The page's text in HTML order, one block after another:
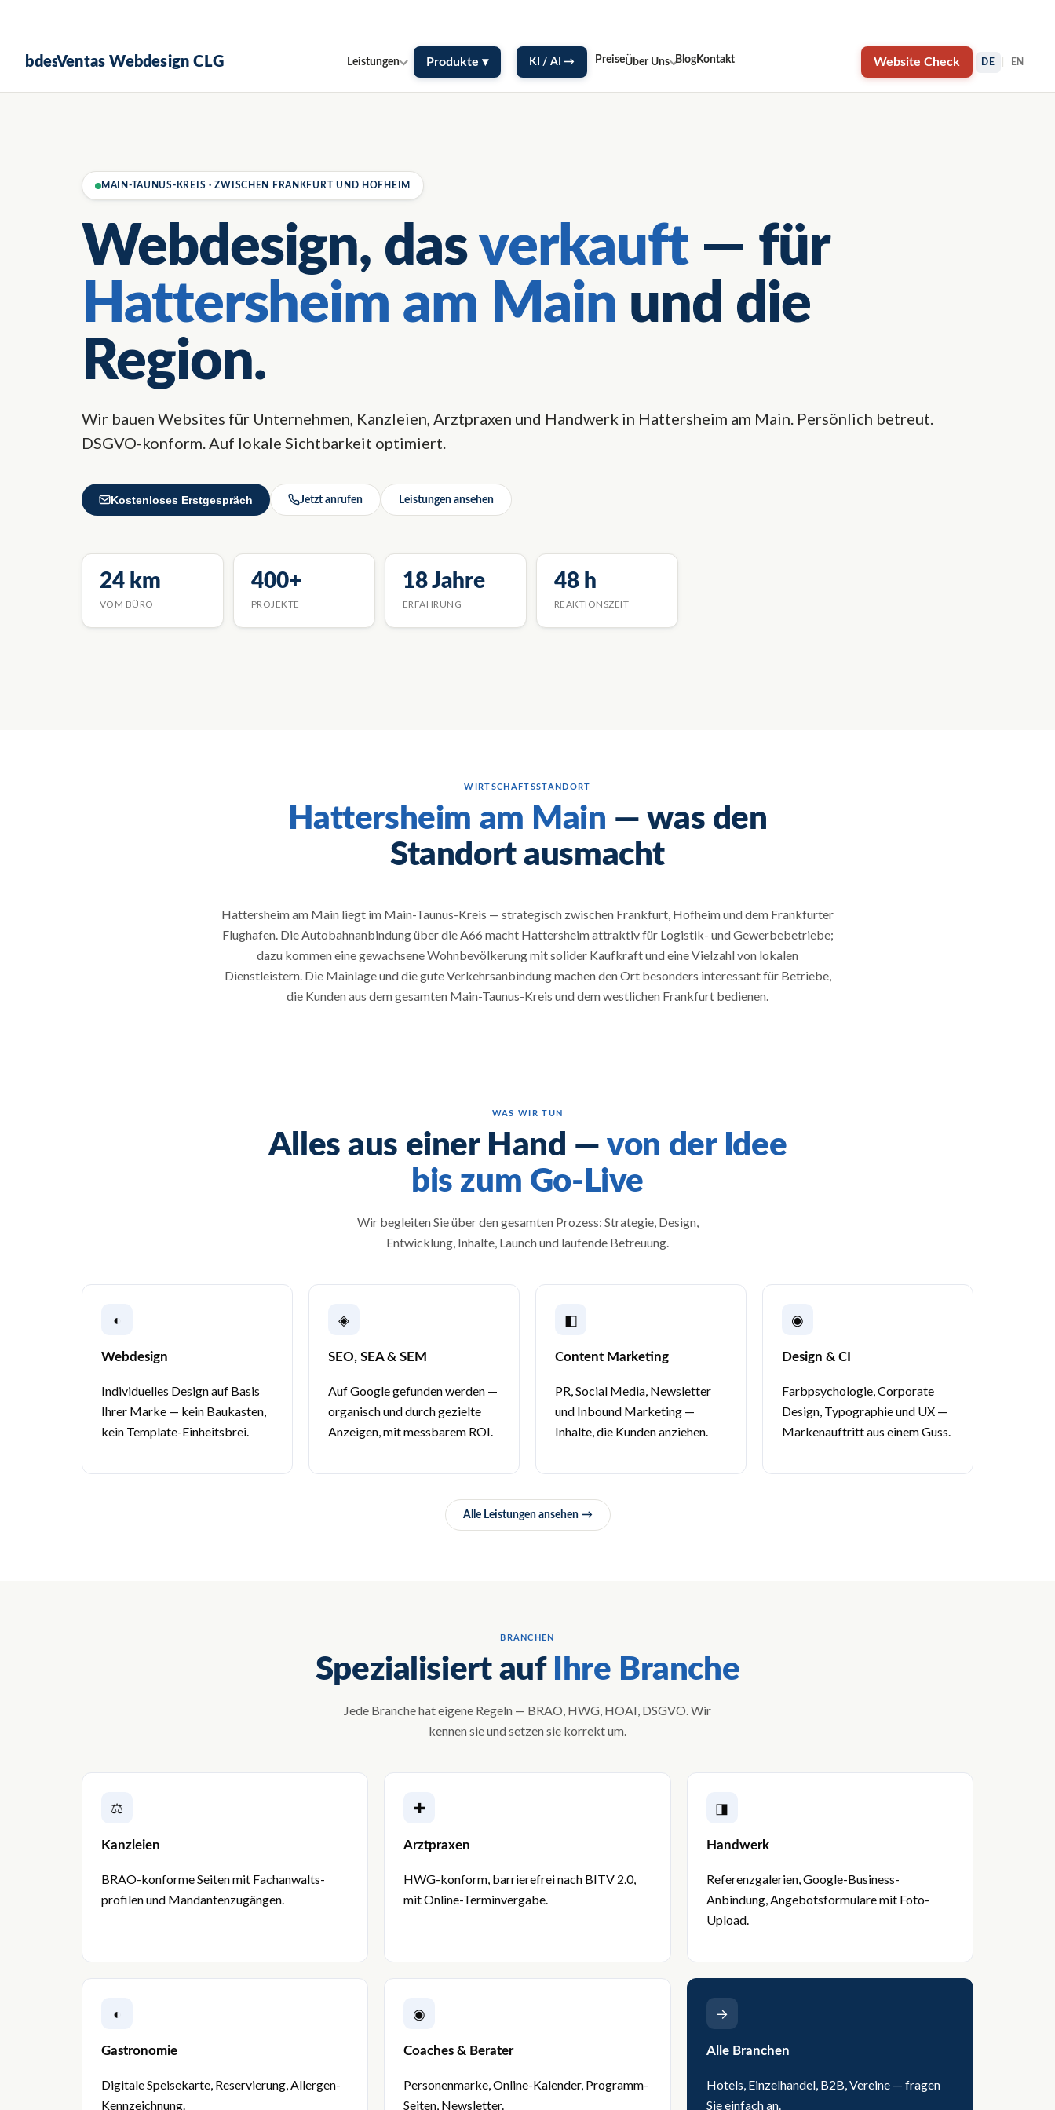
Ventas Webdesign CLG Leistungen Produkte ▾ KI / AI → PreiseÜber Uns BlogKontakt Website Check DE EN
MAIN-TAUNUS-KREIS · ZWISCHEN FRANKFURT UND HOFHEIM
Webdesign, dasverkauft— für
Hattersheim am Main und die
Region.
Wir bauen Websites für Unternehmen, Kanzleien, Arztpraxen und Handwerk in Hattersheim am Main. Persönlich betreut.
DSGVO-konform. Auf lokale Sichtbarkeit optimiert.
Kostenloses Erstgespräch Jetzt anrufen Leistungen ansehen
24 km
VOM BÜRO
400+
PROJEKTE
18 Jahre
ERFAHRUNG
48 h
REAKTIONSZEIT
WIRTSCHAFTSSTANDORT
Hattersheim am Main — was den
Standort ausmacht
Hattersheim am Main liegt im Main-Taunus-Kreis — strategisch zwischen Frankfurt, Hofheim und dem Frankfurter
Flughafen. Die Autobahnanbindung über die A66 macht Hattersheim attraktiv für Logistik- und Gewerbebetriebe;
dazu kommen eine gewachsene Wohnbevölkerung mit solider Kaufkraft und eine Vielzahl von lokalen
Dienstleistern. Die Mainlage und die gute Verkehrsanbindung machen den Ort besonders interessant für Betriebe,
die Kunden aus dem gesamten Main-Taunus-Kreis und dem westlichen Frankfurt bedienen.
WAS WIR TUN
Alles aus einer Hand —von der Idee
bis zum Go-Live
Wir begleiten Sie über den gesamten Prozess: Strategie, Design,
Entwicklung, Inhalte, Launch und laufende Betreuung.
◐
Webdesign
Individuelles Design auf Basis
Ihrer Marke — kein Baukasten,
kein Template-Einheitsbrei.
◈
SEO, SEA & SEM
Auf Google gefunden werden —
organisch und durch gezielte
Anzeigen, mit messbarem ROI.
◧
Content Marketing
PR, Social Media, Newsletter
und Inbound Marketing —
Inhalte, die Kunden anziehen.
◉
Design & CI
Farbpsychologie, Corporate
Design, Typographie und UX —
Markenauftritt aus einem Guss.
Alle Leistungen ansehen
BRANCHEN
Spezialisiert auf Ihre Branche
Jede Branche hat eigene Regeln — BRAO, HWG, HOAI, DSGVO. Wir
kennen sie und setzen sie korrekt um.
⚖
Kanzleien
BRAO-konforme Seiten mit Fachanwalts­
profilen und Mandanten­zugängen.
✚
Arztpraxen
HWG-konform, barrierefrei nach BITV 2.0,
mit Online-Terminvergabe.
◨
Handwerk
Referenzgalerien, Google-Business-
Anbindung, Angebotsformulare mit Foto-
Upload.
◐
Gastronomie
Digitale Speisekarte, Reservierung, Allergen-
Kennzeichnung.
◉
Coaches & Berater
Personenmarke, Online-Kalender, Programm-
Seiten, Newsletter.
→
Alle Branchen
Hotels, Einzelhandel, B2B, Vereine — fragen
Sie einfach an.